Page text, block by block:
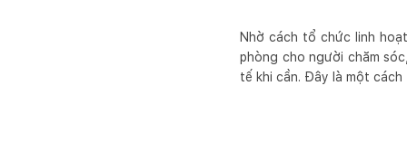
Nhờ cách tổ chức linh
phòng cho người chăm
tế khi cần. Đây là một